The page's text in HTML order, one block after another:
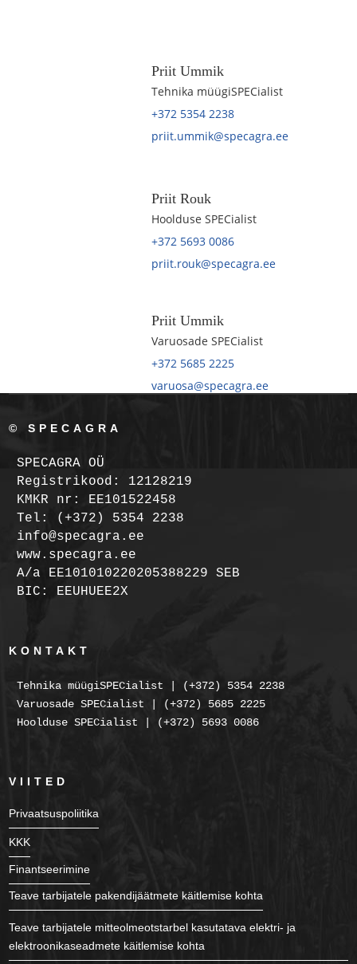
Priit Ummik
Tehnika müügiSPECialist
+372 5354 2238
priit.ummik@specagra.ee
Priit Rouk
Hoolduse SPECialist
+372 5693 0086
priit.rouk@specagra.ee
Priit Ummik
Varuosade SPECialist
+372 5685 2225
varuosa@specagra.ee
© SPECAGRA
SPECAGRA OÜ
Registrikood: 12128219
KMKR nr: EE101522458
Tel: (+372) 5354 2238
info@specagra.ee
www.specagra.ee
A/a EE101010220205388229 SEB
BIC: EEUHUEE2X
KONTAKT
Tehnika müügiSPECialist | (+372) 5354 2238
Varuosade SPECialist | (+372) 5685 2225
Hoolduse SPECialist | (+372) 5693 0086
VIITED
Privaatsuspoliitika
KKK
Finantseerimine
Teave tarbijatele pakendijäätmete käitlemise kohta
Teave tarbijatele mitteolmeotstarbel kasutatava elektri- ja
elektroonikaseadmete käitlemise kohta